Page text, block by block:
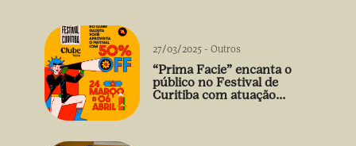
27/03/2025 - Outros
“Prima Facie” encanta o
público no Festival de
Curitiba com atuação